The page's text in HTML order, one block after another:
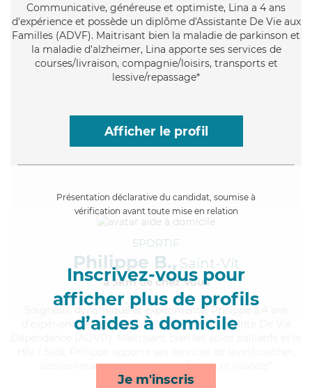
Communicative, généreuse et optimiste, Lina a 4 ans
d'expérience et possède un diplôme d'Assistante De Vie aux
Familles (ADVF). Maitrisant bien la maladie de parkinson et
la maladie d'alzheimer, Lina apporte ses services de
courses/livraison, compagnie/loisirs, transports et
lessive/repassage*
Afficher le profil
Présentation déclarative du candidat, soumise à
vérification avant toute mise en relation
Inscrivez-vous pour
afficher plus de profils
d’aides à domicile
Je m'inscris
SPORTIF
Philippe B., Saint-Vit
à 5km de chez Vous
, dynamique et expérimenté, Philippe a 4 ans
d'expérience et possède un diplôme d'Assistante De Vie
lessive/repassage, compagnie/loisirs et rappels*